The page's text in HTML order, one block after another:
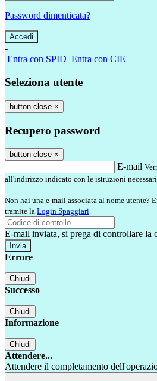
Password dimenticata?
-
Entra con SPID Entra con CIE
Seleziona utente
button close ×
Recupero password
button close ×
E-mail
all'indirizzo indicato con le istruzioni
Non hai una e-mail associata al nome utente?
tramite la Login Spaggiari
E-mail inviata, si prega di controllare la
Errore
Chiudi
Successo
Chiudi
Informazione
Chiudi
Attendere...
Attendere il completamento